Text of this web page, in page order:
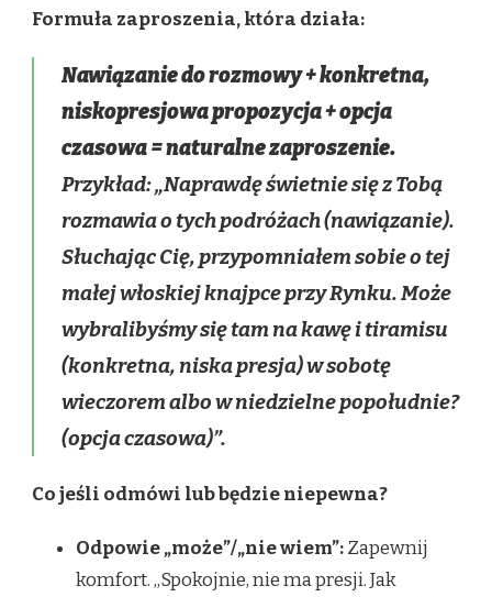
Formuła zaproszenia, która działa:
Nawiązanie do rozmowy + konkretna,
niskopresjowa propozycja + opcja
czasowa = naturalne zaproszenie.
Przykład:„Naprawdę świetnie się z Tobą
rozmawia o tych podróżach (nawiązanie).
Słuchając Cię, przypomniałem sobie o tej
małej włoskiej knajpce przy Rynku. Może
wybralibyśmy się tam na kawę i tiramisu
(konkretna, niska presja) w sobotę
wieczorem albo w niedzielne popołudnie?
(opcja czasowa)”.
Co jeśli odmówi lub będzie niepewna?
Odpowie „może”/„nie wiem”:Zapewnij
komfort. „Spokojnie, nie ma presji. Jak